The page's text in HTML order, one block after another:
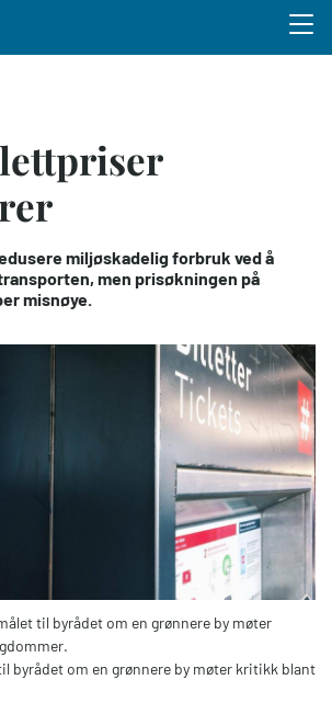
miljøskadelig forbruk ved å
men prisøkningen på
misnøye.
til byrådet om en grønnere by møter
byrådet om en grønnere by møter kritikk blant